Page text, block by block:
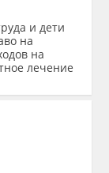
и дети
на
на
лечение